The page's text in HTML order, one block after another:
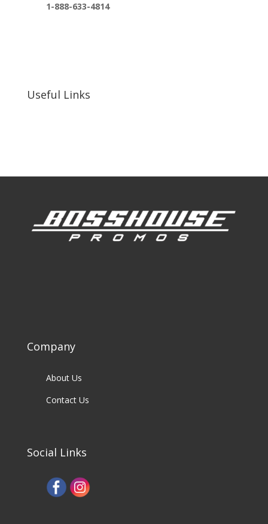
1-888-633-4814
Useful Links
Company
About Us
Contact Us
Social Links